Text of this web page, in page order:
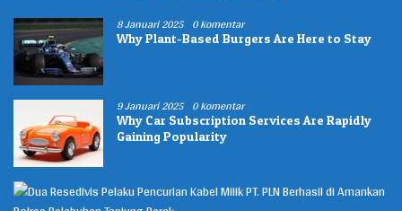
8 Januari 2025 0 Komentar
Why Plant-Based Burgers Are Here to Stay
9 Januari 2025 0 Komentar
Why Car Subscription Services Are Rapidly
Gaining Popularity